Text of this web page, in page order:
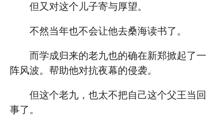
但又对这个儿子寄与厚望。
不然当年也不会让他去桑海读书了。
而学成归来的老九也的确在新郑掀起了一
阵风波。帮助他对抗夜幕的侵袭。
但这个老九，也太不把自己这个父王当回
事了。